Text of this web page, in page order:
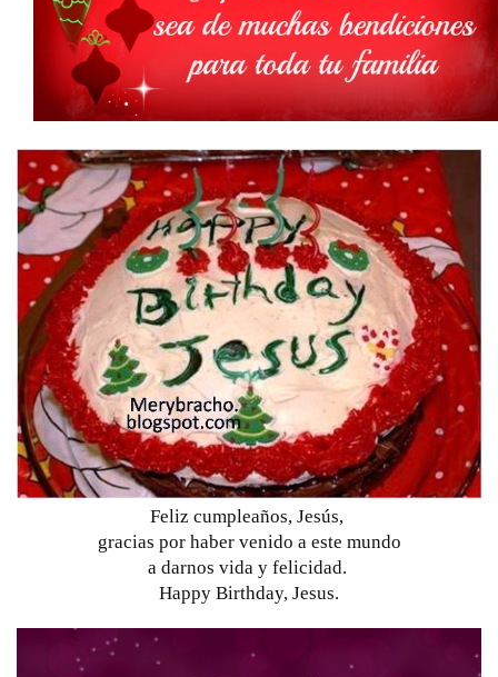
Feliz cumpleaños, Jesús,
gracias por haber venido a este mundo
a darnos vida y felicidad.
Happy Birthday, Jesus.